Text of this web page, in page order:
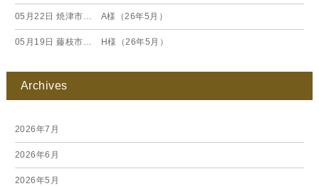
05月22日 焼津市… A様（26年5月）
05月19日 藤枝市… H様（26年5月）
Archives
2026年7月
2026年6月
2026年5月